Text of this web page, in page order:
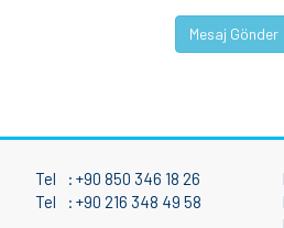
Mesaj Gönder
Tel : +90 850 346 18 26
Tel
: +90 216 348 49 58